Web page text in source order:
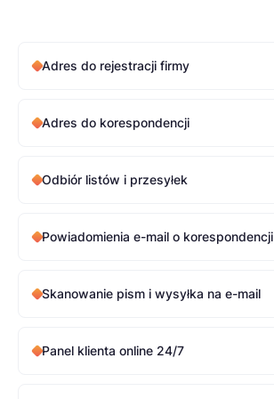
Adres do rejestracji firmy
Adres do korespondencji
Odbiór listów i przesyłek
Powiadomienia e-mail o korespondencji
Skanowanie pism i wysyłka na e-mail
Panel klienta online 24/7